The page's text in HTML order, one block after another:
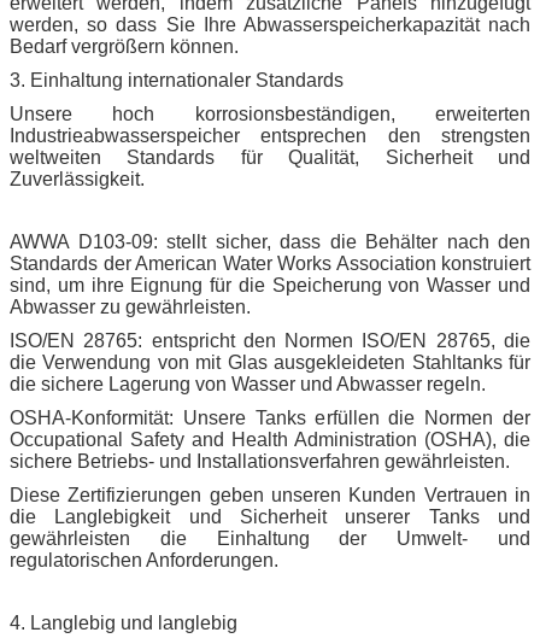
werden, so dass Sie Ihre Abwasserspeicherkapazität nach
Bedarf vergrößern können.
3. Einhaltung internationaler Standards
Unsere hoch korrosionsbeständigen, erweiterten
Industrieabwasserspeicher entsprechen den strengsten
weltweiten Standards für Qualität, Sicherheit und
Zuverlässigkeit.
AWWA D103-09: stellt sicher, dass die Behälter nach den
Standards der American Water Works Association konstruiert
sind, um ihre Eignung für die Speicherung von Wasser und
Abwasser zu gewährleisten.
ISO/EN 28765: entspricht den Normen ISO/EN 28765, die
die Verwendung von mit Glas ausgekleideten Stahltanks für
die sichere Lagerung von Wasser und Abwasser regeln.
OSHA-Konformität: Unsere Tanks erfüllen die Normen der
Occupational Safety and Health Administration (OSHA), die
sichere Betriebs- und Installationsverfahren gewährleisten.
Diese Zertifizierungen geben unseren Kunden Vertrauen in
die Langlebigkeit und Sicherheit unserer Tanks und
gewährleisten die Einhaltung der Umwelt- und
regulatorischen Anforderungen.
4. Langlebig und langlebig